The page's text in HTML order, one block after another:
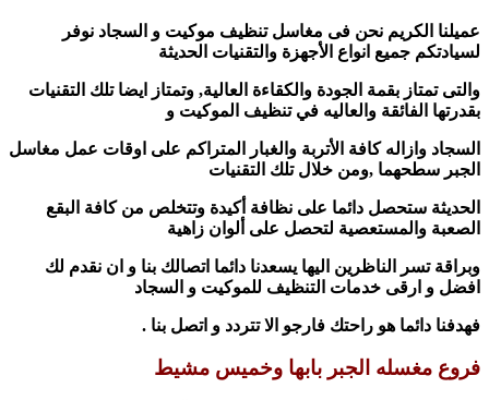
عميلنا الكريم نحن فى مغاسل تنظيف موكيت و السجاد نوفر
لسيادتكم جميع انواع الأجهزة والتقنيات الحديثة
والتى تمتاز بقمة الجودة والكقاءة العالية, وتمتاز ايضا تلك التقنيات
بقدرتها الفائقة والعاليه في تنظيف الموكيت و
السجاد وازاله كافة الأتربة والغبار المتراكم على اوقات عمل مغاسل
الجبر سطحهما ,ومن خلال تلك التقنيات
الحديثة ستحصل دائما على نظافة أكيدة وتتخلص من كافة البقع
الصعبة والمستعصية لتحصل على ألوان زاهية
وبراقة تسر الناظرين اليها يسعدنا دائما اتصالك بنا و ان نقدم لك
افضل و ارقى خدمات التنظيف للموكيت و السجاد
فهدفنا دائما هو راحتك فارجو الا تتردد و اتصل بنا .
فروع مغسله الجبر بابها وخميس مشيط